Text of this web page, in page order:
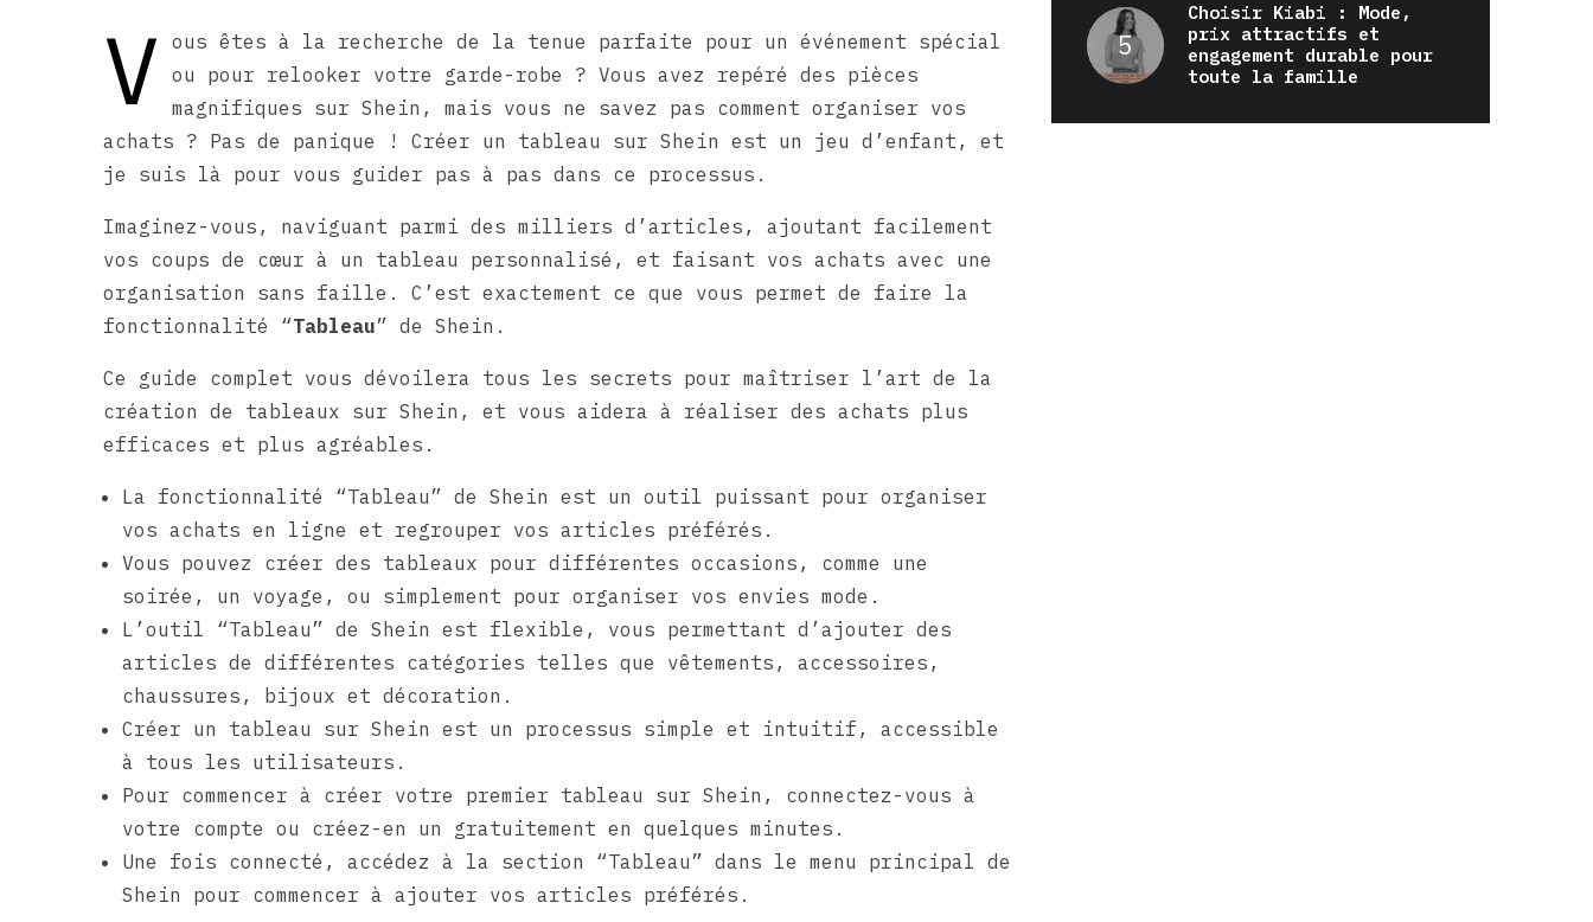
V
ous êtes à la recherche de la tenue parfaite pour un événement spécial
ou pour relooker votre garde-robe ? Vous avez repéré des pièces
magnifiques sur Shein, mais vous ne savez pas comment organiser vos
achats ? Pas de panique ! Créer un tableau sur Shein est un jeu d’enfant, et
je suis là pour vous guider pas à pas dans ce processus.
Imaginez-vous, naviguant parmi des milliers d’articles, ajoutant facilement
vos coups de cœur à un tableau personnalisé, et faisant vos achats avec une
organisation sans faille. C’est exactement ce que vous permet de faire la
fonctionnalité “Tableau” de Shein.
Ce guide complet vous dévoilera tous les secrets pour maîtriser l’art de la
création de tableaux sur Shein, et vous aidera à réaliser des achats plus
efficaces et plus agréables.
La fonctionnalité “Tableau” de Shein est un outil puissant pour organiser
vos achats en ligne et regrouper vos articles préférés.
Vous pouvez créer des tableaux pour différentes occasions, comme une
soirée, un voyage, ou simplement pour organiser vos envies mode.
L’outil “Tableau” de Shein est flexible, vous permettant d’ajouter des
articles de différentes catégories telles que vêtements, accessoires,
chaussures, bijoux et décoration.
Créer un tableau sur Shein est un processus simple et intuitif, accessible
à tous les utilisateurs.
Pour commencer à créer votre premier tableau sur Shein, connectez-vous à
votre compte ou créez-en un gratuitement en quelques minutes.
Une fois connecté, accédez à la section “Tableau” dans le menu principal de
Shein pour commencer à ajouter vos articles préférés.
Choisir Kiabi : Mode,
prix attractifs et
engagement durable pour
toute la famille